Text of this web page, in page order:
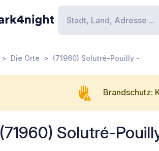
Die Orte (71960) Solutré-Pouilly -
Brandschutz:
(71960) Solutré-